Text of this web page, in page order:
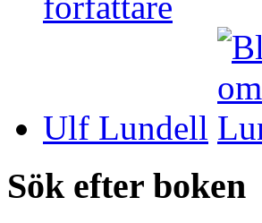
Ulf Lundell
Sök efter boken